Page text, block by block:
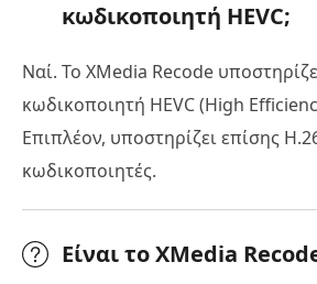
κωδικοποιητή HEVC;
Ναί. Το XMedia Recode
κωδικοποιητή HEVC (High
Επιπλέον, υποστηρίζει επίσης
κωδικοποιητές.
Είναι το XMedia